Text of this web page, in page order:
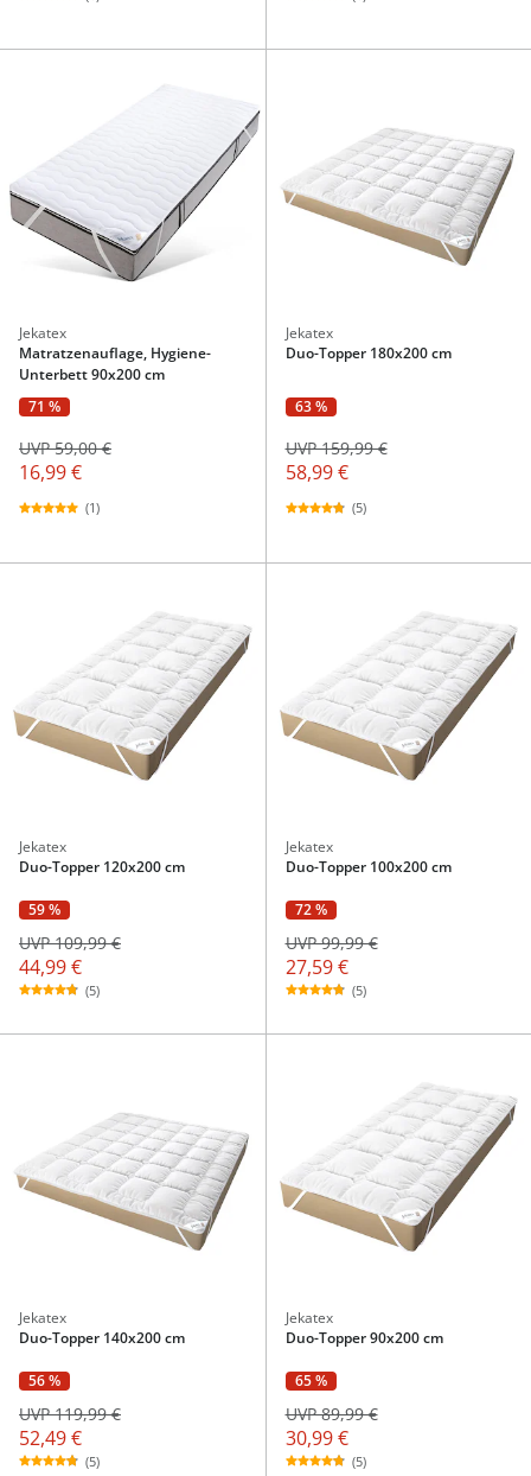
Jekatex
Matratzenauflage, Hygiene-
Unterbett 90x200 cm
71 %
16,99 €
UVP 59,00 €
(1)
Jekatex
Duo-Topper 180x200 cm
63 %
58,99 €
UVP 159,99 €
(5)
Jekatex
Duo-Topper 120x200 cm
59 %
44,99 €
UVP 109,99 €
(5)
Jekatex
Duo-Topper 100x200 cm
72 %
27,59 €
UVP 99,99 €
(5)
Jekatex
Duo-Topper 140x200 cm
56 %
52,49 €
UVP 119,99 €
(5)
Jekatex
Duo-Topper 90x200 cm
65 %
30,99 €
UVP 89,99 €
(5)